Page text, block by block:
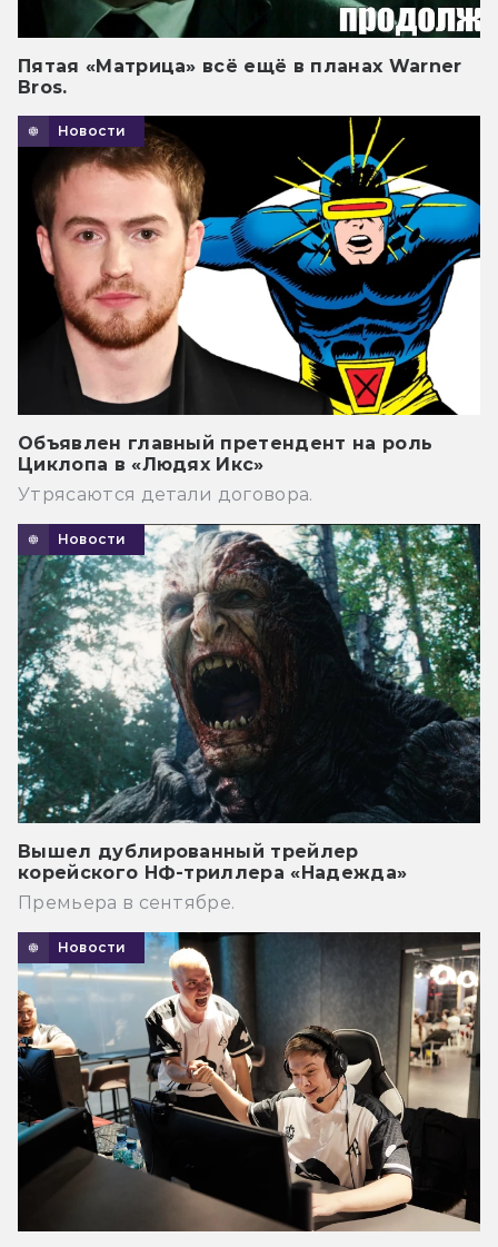
Пятая «Матрица» всё ещё в планах Warner
Bros.
Новости
Объявлен главный претендент на роль
Циклопа в «Людях Икс»
Утрясаются детали договора.
Новости
Вышел дублированный трейлер
корейского НФ-триллера «Надежда»
Премьера в сентябре.
Новости